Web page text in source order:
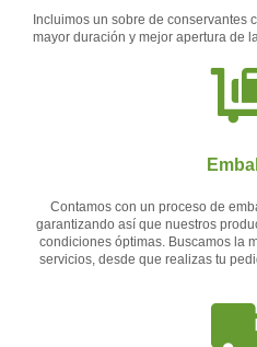
Incluimos un sobre de conservantes
mayor duración y mejor apertura de
Contamos con un proceso de
garantizando así que nuestros
condiciones óptimas. Buscamos la
servicios, desde que realizas tu